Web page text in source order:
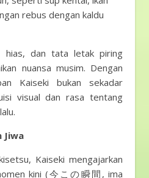
rebus dengan kaldu
hias, dan tata letak piring
nuansa musim. Dengan
Kaiseki bukan sekadar
visual dan rasa tentang
Jiwa
Kaiseki mengajarkan
kini (今この瞬間, ima